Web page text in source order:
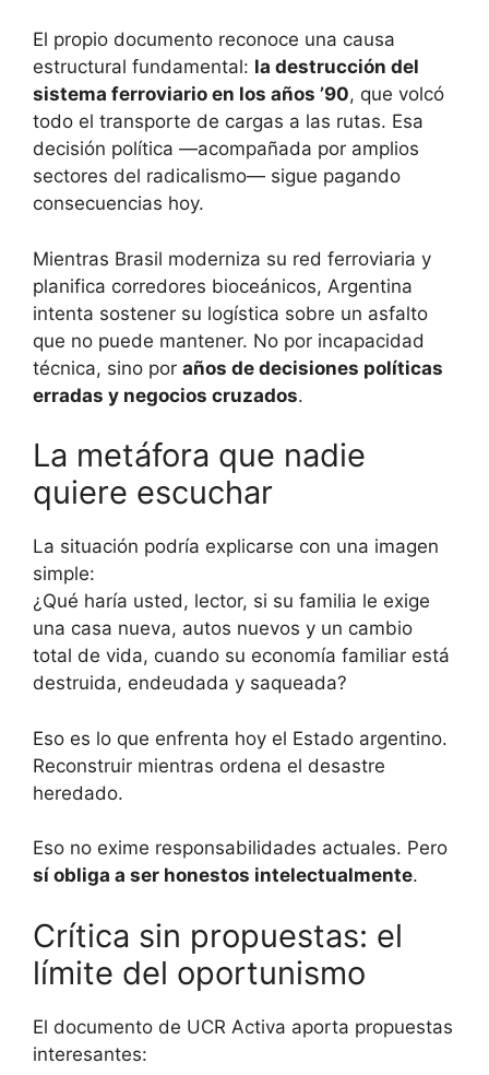
El propio documento reconoce una causa
estructural fundamental: la destrucción del
sistema ferroviario en los años ’90, que volcó
todo el transporte de cargas a las rutas. Esa
decisión política —acompañada por amplios
sectores del radicalismo— sigue pagando
consecuencias hoy.
Mientras Brasil moderniza su red ferroviaria y
planifica corredores bioceánicos, Argentina
intenta sostener su logística sobre un asfalto
que no puede mantener. No por incapacidad
técnica, sino por años de decisiones políticas
erradas y negocios cruzados.
La metáfora que nadie
quiere escuchar
La situación podría explicarse con una imagen
simple:
¿Qué haría usted, lector, si su familia le exige
una casa nueva, autos nuevos y un cambio
total de vida, cuando su economía familiar está
destruida, endeudada y saqueada?
Eso es lo que enfrenta hoy el Estado argentino.
Reconstruir mientras ordena el desastre
heredado.
Eso no exime responsabilidades actuales. Pero
sí obliga a ser honestos intelectualmente.
Crítica sin propuestas: el
límite del oportunismo
El documento de UCR Activa aporta propuestas
interesantes: